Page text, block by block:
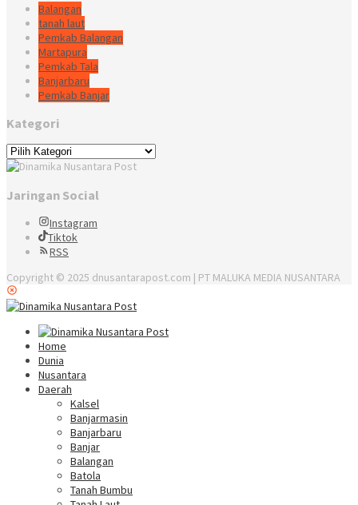
Balangan
tanah laut
Pemkab Balangan
Martapura
Pemkab Tala
Banjarbaru
Pemkab Banjar
Kategori
Kategori
Jaringan Social
Instagram
Tiktok
RSS
Copyright © 2025 dnusantarapost.com | PT MALUKA MEDIA NUSANTARA
Home
Dunia
Nusantara
Daerah
Kalsel
Banjarmasin
Banjarbaru
Banjar
Balangan
Batola
Tanah Bumbu